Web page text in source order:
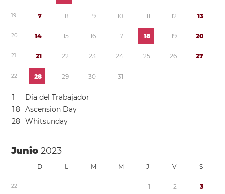
19 7 8 9 10 11 12 13
20 14 15 16 17 18 19 20
21 21 22 23 24 25 26 27
22 28 29 30 31
1
Día del Trabajador
18 Ascension Day
28 Whitsunday
Junio2023
D L M M J V S
22 1 2 3